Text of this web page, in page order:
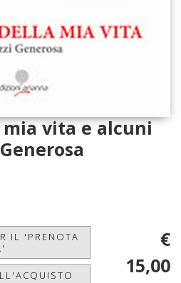
vita e alcuni
IL 'PRENOTA
€
15,00